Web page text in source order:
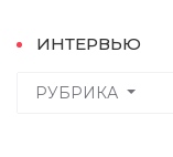
ИНТЕРВЬЮ
РУБРИКА